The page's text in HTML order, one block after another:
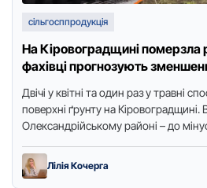
сільгосппродукція
На Кіровоградщині померзла
фахівці прогнозують
Двічі у квітні та один раз у травні
поверхні ґрунту на Кіровоградщині.
Олександрійському районі – до
Лілія Кочерга